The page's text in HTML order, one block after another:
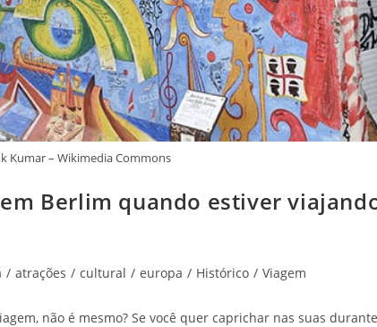
Kumar – Wikimedia Commons
Berlim quando estiver
/ atrações / cultural / europa / Histórico / Viagem
não é mesmo? Se você quer caprichar nas suas durante